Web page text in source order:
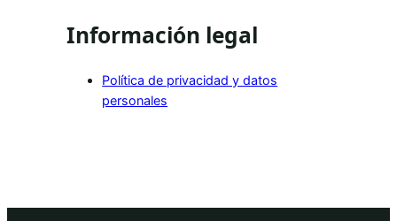
Información legal
Política de privacidad y datos
personales